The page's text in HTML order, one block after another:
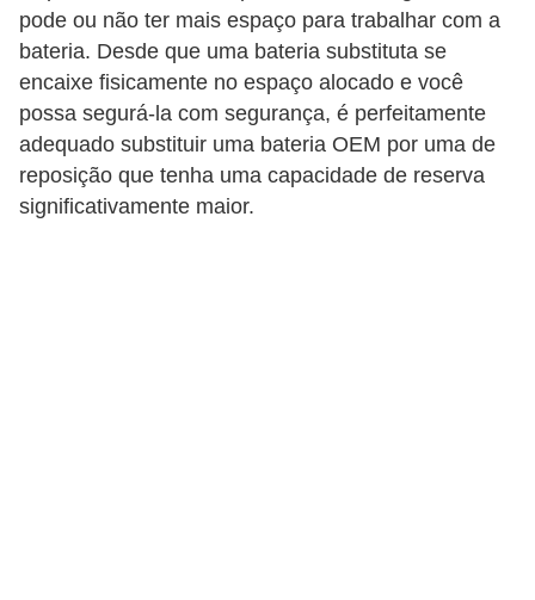
pode ou não ter mais espaço para trabalhar com a
bateria. Desde que uma bateria substituta se
encaixe fisicamente no espaço alocado e você
possa segurá-la com segurança, é perfeitamente
adequado substituir uma bateria OEM por uma de
reposição que tenha uma capacidade de reserva
significativamente maior.
â
n
i
c
e